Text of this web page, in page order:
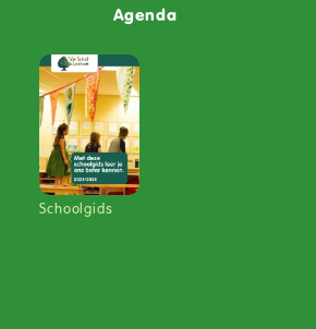
Agenda
Schoolgids